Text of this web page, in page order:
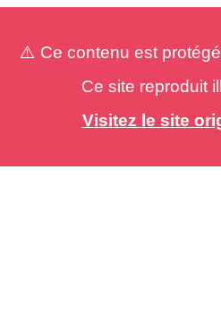
⚠️ Ce contenu est
Ce site reproduit
Visitez le site